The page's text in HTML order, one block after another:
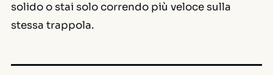
solido o stai solo correndo più veloce sulla
stessa trappola.